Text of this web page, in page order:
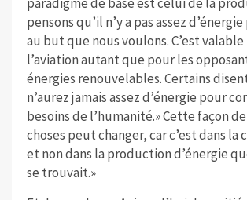
pensons qu’il n’y a pas assez
au but que nous voulons. C’est
l’aviation autant que pour les
énergies renouvelables. Certains
n’aurez jamais assez d’énergie pour
besoins de l’humanité.» Cette façon
choses peut changer, car c’est dans la
et non dans la production d’énergie
se trouvait.»